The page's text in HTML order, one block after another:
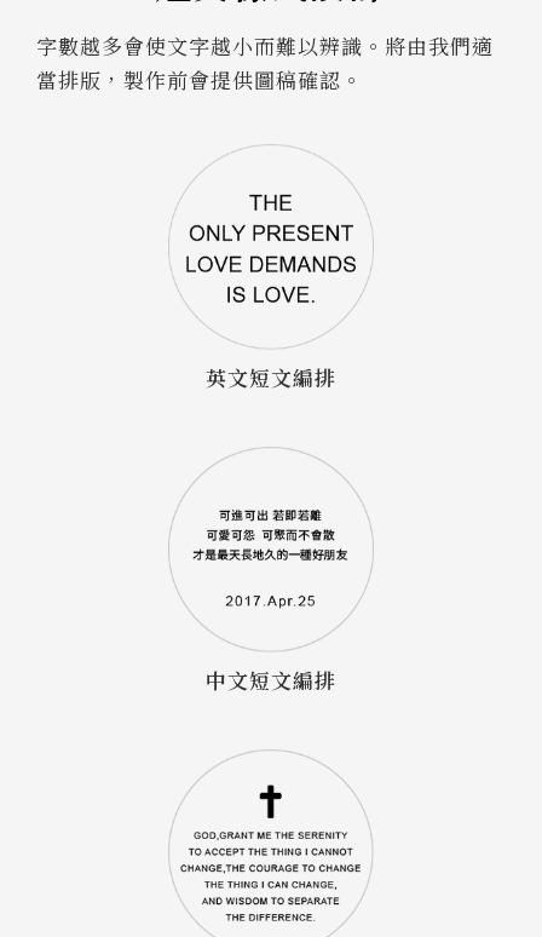
字數越多會使文字越小而難以辨識。將由我們適
當排版，製作前會提供圖稿確認。
英文短文編排
中文短文編排